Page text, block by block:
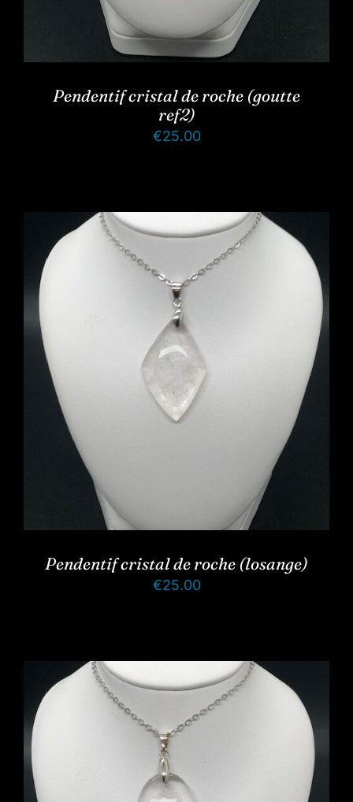
Pendentif cristal de roche (goutte
ref2)
€25.00
Pendentif cristal de roche (losange)
€25.00